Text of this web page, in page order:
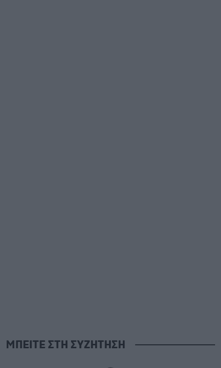
ΜΠΕΙΤΕ ΣΤΗ ΣΥΖΗΤΗΣΗ